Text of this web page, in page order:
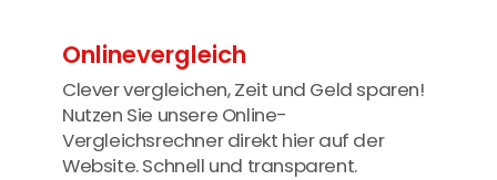
Onlinevergleich
Clever vergleichen, Zeit und Geld sparen!
Nutzen Sie unsere Online-
Vergleichsrechner direkt hier auf der
Website. Schnell und transparent.